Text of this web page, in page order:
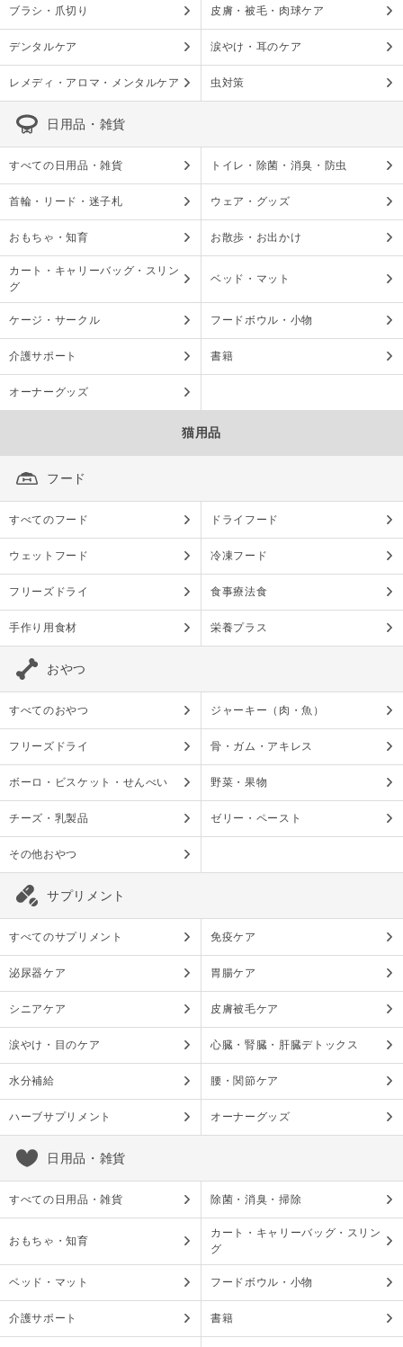
ブラシ・爪切り 皮膚・被毛・肉球ケア
デンタルケア 涙やけ・耳のケア
レメディ・アロマ・メンタルケア 虫対策
日用品・雑貨
すべての日用品・雑貨 トイレ・除菌・消臭・防虫
首輪・リード・迷子札 ウェア・グッズ
おもちゃ・知育 お散歩・お出かけ
カート・キャリーバッグ・スリン
グ
ベッド・マット
ケージ・サークル フードボウル・小物
介護サポート 書籍
オーナーグッズ
猫用品
フード
すべてのフード ドライフード
ウェットフード 冷凍フード
フリーズドライ 食事療法食
手作り用食材 栄養プラス
おやつ
すべてのおやつ ジャーキー（肉・魚）
フリーズドライ 骨・ガム・アキレス
ボーロ・ビスケット・せんべい 野菜・果物
チーズ・乳製品 ゼリー・ペースト
その他おやつ
サプリメント
すべてのサプリメント 免疫ケア
泌尿器ケア 胃腸ケア
シニアケア 皮膚被毛ケア
涙やけ・目のケア 心臓・腎臓・肝臓デトックス
水分補給 腰・関節ケア
ハーブサプリメント オーナーグッズ
日用品・雑貨
すべての日用品・雑貨 除菌・消臭・掃除
おもちゃ・知育
カート・キャリーバッグ・スリン
グ
ベッド・マット フードボウル・小物
介護サポート 書籍